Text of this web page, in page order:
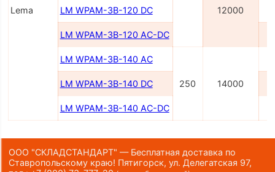
Lema 12000
LM WPAM-3B-120 DC
LM WPAM-3B-120 AC-DC
LM WPAM-3B-140 AC
250 14000
LM WPAM-3B-140 DC
LM WPAM-3B-140 AC-DC
ООО "СКЛАДСТАНДАРТ" — Бесплатная доставка по
Ставропольскому краю! Пятигорск, ул. Делегатская 97,